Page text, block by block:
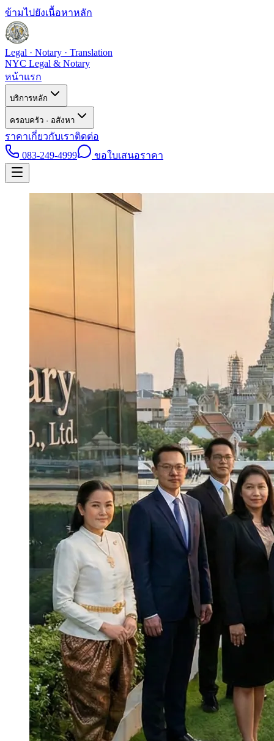
ข้ามไปยังเนื้อหาหลัก
Legal · Notary · Translation
NYC Legal & Notary
หน้าแรก
บริการหลัก
ครอบครัว · อสังหา
ราคาเกี่ยวกับเราติดต่อ
083-249-4999
ขอใบเสนอราคา